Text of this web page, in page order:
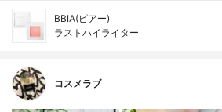
BBIA(ピアー)
ラストハイライター
コスメラブ